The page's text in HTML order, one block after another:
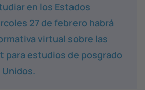
en los Estados
27 de febrero habrá
virtual sobre las
para estudios de posgrado